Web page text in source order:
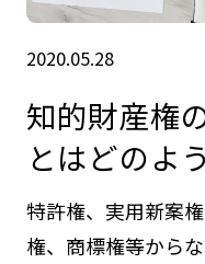
2020.05.28
知的財産権
とはどのよ
特許権、実用新案
権、商標権等から